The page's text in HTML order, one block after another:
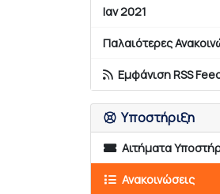
Ιαν 2021
Παλαιότερες
Εμφάνιση RSS
Υποστήριξη
Αιτήματα
Ανακοινώσεις